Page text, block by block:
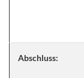
Abschluss: